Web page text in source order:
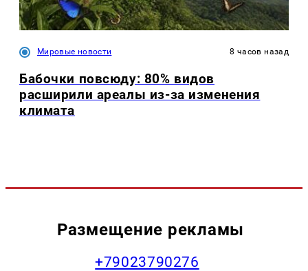
Мировые новости 8 часов назад
Бабочки повсюду: 80% видов
расширили ареалы из-за изменения
климата
Размещение рекламы
+79023790276